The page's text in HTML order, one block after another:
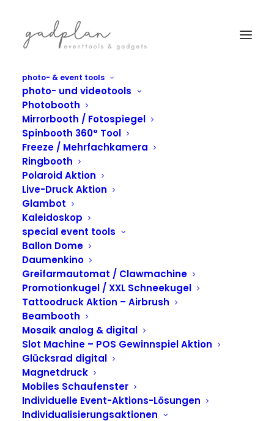
photo- & event tools
photo- und videotools
Photobooth
Mirrorbooth / Fotospiegel
Spinbooth 360° Tool
Freeze / Mehrfachkamera
Ringbooth
Polaroid Aktion
Live-Druck Aktion
Glambot
Kaleidoskop
special event tools
Ballon Dome
Daumenkino
Greifarmautomat / Clawmachine
Promotionkugel / XXL Schneekugel
Tattoodruck Aktion – Airbrush
Beambooth
Mosaik analog & digital
Slot Machine – POS Gewinnspiel Aktion
Glücksrad digital
Magnetdruck
Mobiles Schaufenster
Individuelle Event-Aktions-Lösungen
Individualisierungsaktionen
INPHOTOBOOTH
Fotobox mit
Beambooth Funktion
auf der DMEXCO Köln
2025